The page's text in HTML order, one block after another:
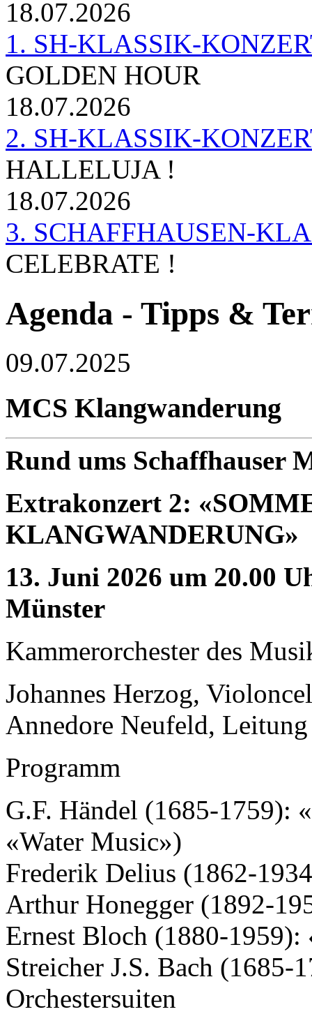
18.07.2026
1. SH-KLASSIK-
GOLDEN HOUR
18.07.2026
2. SH-KLASSIK-
HALLELUJA !
18.07.2026
3. SCHAFFHAUSEN-
CELEBRATE !
Agenda - Tipps &
09.07.2025
MCS Klangwanderung
Rund ums Schaffhauser
Extrakonzert 2:
KLANGWANDERUNG»
13. Juni 2026 um 20.00
Münster
Kammerorchester des
Johannes Herzog,
Annedore Neufeld,
Programm
G.F. Händel (1685-1759):
«Water Music»)
Frederik Delius (1862-
Arthur Honegger (1892-
Ernest Bloch (1880-
Streicher J.S. Bach (1685-
Orchestersuiten